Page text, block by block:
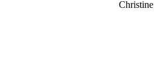
Christine